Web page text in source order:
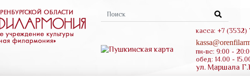
Форма
касса: +7 (3532)
пн-вс: 9:00 -
обед: 14.00 -
ул. Маршала